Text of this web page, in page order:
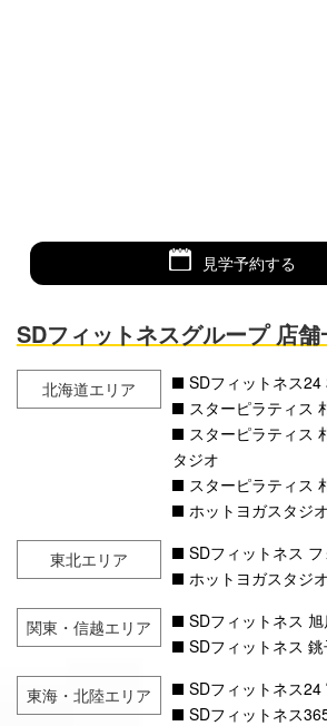
見学予約する
SDフィットネスグループ 店舗
北海道エリア
SDフィットネス24
スターピラティス
スターピラティス
タジオ
スターピラティス
ホットヨガスタジ
東北エリア
SDフィットネス
ホットヨガスタジ
関東・信越エリア
SDフィットネス
SDフィットネス
東海・北陸エリア
SDフィットネス24
SDフィットネス